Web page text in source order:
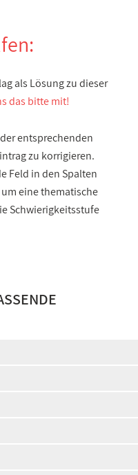
als Lösung zu dieser
das bitte mit!
entsprechenden
zu korrigieren.
Feld in den Spalten
eine thematische
Schwierigkeitsstufe